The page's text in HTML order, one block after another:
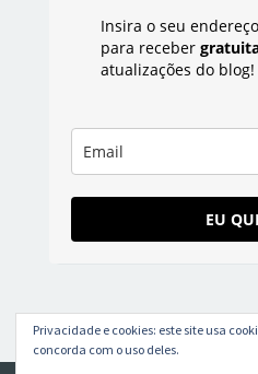
Insira o seu
para receber
atualizações do blog!
EU
Privacidade e cookies: este site usa
concorda com o uso deles.